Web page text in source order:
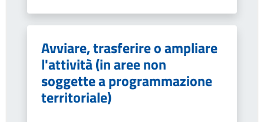
Avviare, trasferire o ampliare
l'attività (in aree non
soggette a programmazione
territoriale)